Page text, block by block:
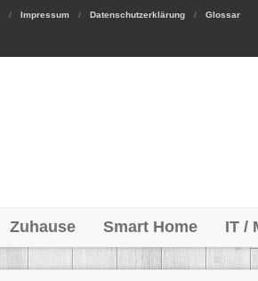
Impressum Datenschutzerklärung Glossar
Zuhause Smart Home IT /